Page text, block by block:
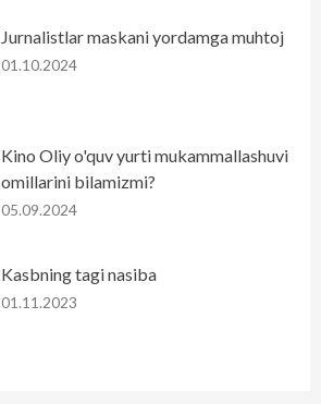
Jurnalistlar maskani yordamga muhtoj
01.10.2024
Kino Oliy o'quv yurti mukammallashuvi
omillarini bilamizmi?
05.09.2024
Kasbning tagi nasiba
01.11.2023